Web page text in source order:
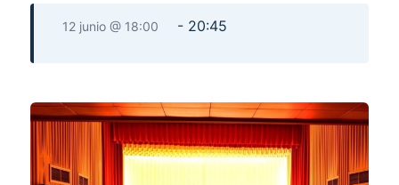
12 junio @ 18:00 - 20:45